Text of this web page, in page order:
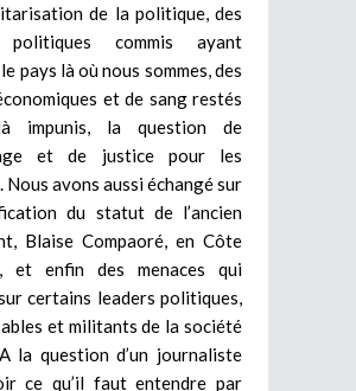
de la politique, des
politiques commis ayant
pays là où nous sommes, des
et de sang restés
là impunis, la question de
et de justice pour les
Nous avons aussi échangé sur
du statut de l’ancien
Blaise Compaoré, en Côte
et enfin des menaces qui
certains leaders politiques,
et militants de la société
la question d’un journaliste
ce qu’il faut entendre par